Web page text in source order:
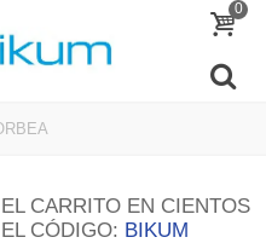
0
CARRITO EN CIENTOS
CÓDIGO: BIKUM